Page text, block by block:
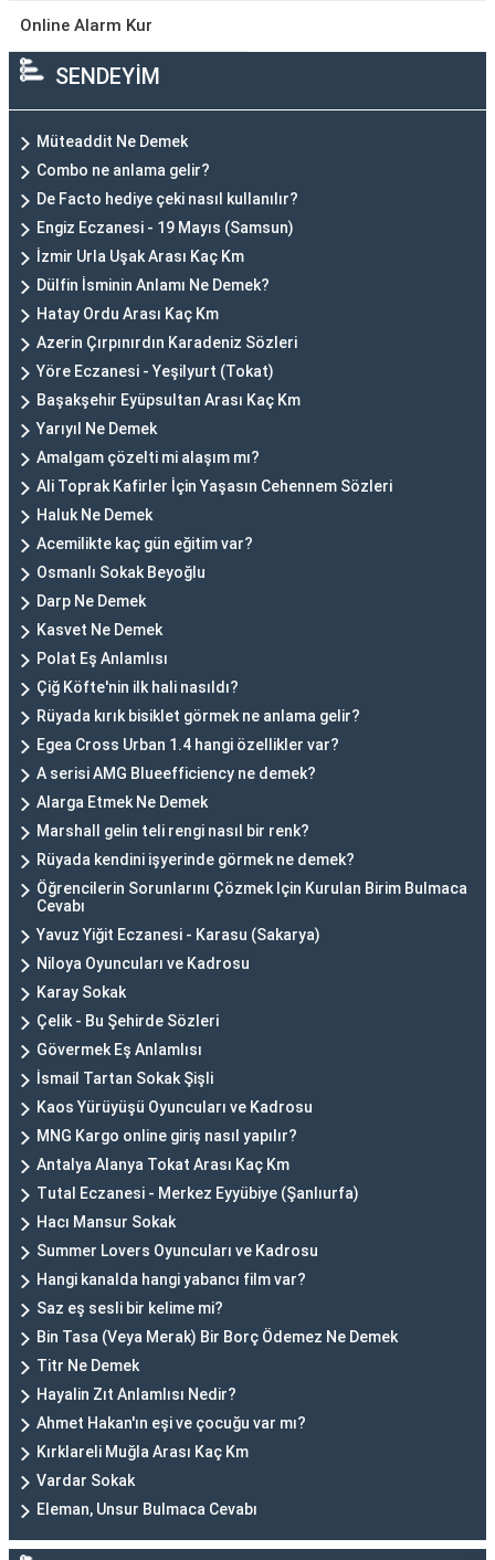
Online Alarm Kur
SENDEYİM
Müteaddit Ne Demek
Combo ne anlama gelir?
De Facto hediye çeki nasıl kullanılır?
Engiz Eczanesi - 19 Mayıs (Samsun)
İzmir Urla Uşak Arası Kaç Km
Dülfin İsminin Anlamı Ne Demek?
Hatay Ordu Arası Kaç Km
Azerin Çırpınırdın Karadeniz Sözleri
Yöre Eczanesi - Yeşilyurt (Tokat)
Başakşehir Eyüpsultan Arası Kaç Km
Yarıyıl Ne Demek
Amalgam çözelti mi alaşım mı?
Ali Toprak Kafirler İçin Yaşasın Cehennem Sözleri
Haluk Ne Demek
Acemilikte kaç gün eğitim var?
Osmanlı Sokak Beyoğlu
Darp Ne Demek
Kasvet Ne Demek
Polat Eş Anlamlısı
Çiğ Köfte'nin ilk hali nasıldı?
Rüyada kırık bisiklet görmek ne anlama gelir?
Egea Cross Urban 1.4 hangi özellikler var?
A serisi AMG Blueefficiency ne demek?
Alarga Etmek Ne Demek
Marshall gelin teli rengi nasıl bir renk?
Rüyada kendini işyerinde görmek ne demek?
Öğrencilerin Sorunlarını Çözmek Için Kurulan Birim Bulmaca
Cevabı
Yavuz Yiğit Eczanesi - Karasu (Sakarya)
Niloya Oyuncuları ve Kadrosu
Karay Sokak
Çelik - Bu Şehirde Sözleri
Gövermek Eş Anlamlısı
İsmail Tartan Sokak Şişli
Kaos Yürüyüşü Oyuncuları ve Kadrosu
MNG Kargo online giriş nasıl yapılır?
Antalya Alanya Tokat Arası Kaç Km
Tutal Eczanesi - Merkez Eyyübiye (Şanlıurfa)
Hacı Mansur Sokak
Summer Lovers Oyuncuları ve Kadrosu
Hangi kanalda hangi yabancı film var?
Saz eş sesli bir kelime mi?
Bin Tasa (Veya Merak) Bir Borç Ödemez Ne Demek
Titr Ne Demek
Hayalin Zıt Anlamlısı Nedir?
Ahmet Hakan'ın eşi ve çocuğu var mı?
Kırklareli Muğla Arası Kaç Km
Vardar Sokak
Eleman, Unsur Bulmaca Cevabı